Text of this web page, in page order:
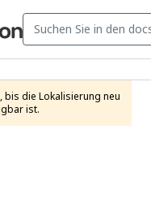
bis die Lokalisierung neu
ist.